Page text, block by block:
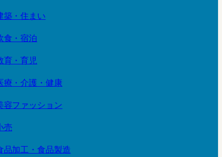
築・住まい
食・宿泊
育・育児
療・介護・健康
容ファッション
売
品加工・食品製造